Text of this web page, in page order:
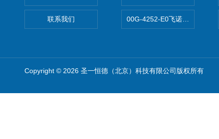
联系我们 00G-4252-E0飞诺美Luna
Copyright © 2026 圣一恒德（北京）科技有限公司版权所有